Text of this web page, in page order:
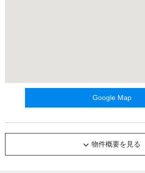
Google Map
物件概要を見る